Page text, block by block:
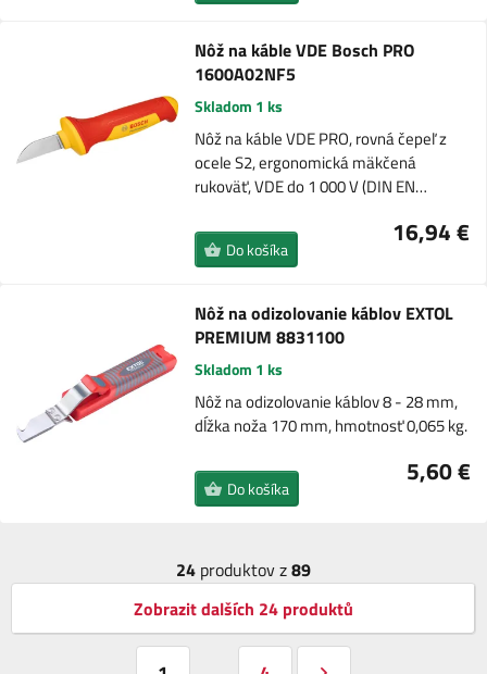
Nôž na káble VDE Bosch PRO
1600A02NF5
Skladom 1 ks
Nôž na káble VDE PRO, rovná čepeľ z
ocele S2, ergonomická mäkčená
rukoväť, VDE do 1 000 V (DIN EN…
16,94 €
Do košíka
Nôž na odizolovanie káblov EXTOL
PREMIUM 8831100
Skladom 1 ks
Nôž na odizolovanie káblov 8 - 28 mm,
dĺžka noža 170 mm, hmotnosť 0,065 kg.
5,60 €
Do košíka
24 produktov z89
Zobrazit dalších 24 produktů